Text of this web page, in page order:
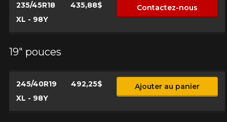
235/45R18
XL - 98Y
435,88$ Contactez-nous
19" pouces
245/40R19
XL - 98Y
492,25$ Ajouter au panier